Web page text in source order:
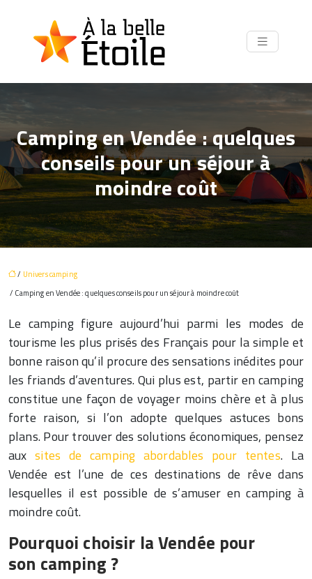
Camping en Vendée : quelques
conseils pour un séjour à
moindre coût
/ Univers camping
/ Camping en Vendée : quelques conseils pour un séjour à moindre coût
Le camping figure aujourd’hui parmi les modes de
tourisme les plus prisés des Français pour la simple et
bonne raison qu’il procure des sensations inédites pour
les friands d’aventures. Qui plus est, partir en camping
constitue une façon de voyager moins chère et à plus
forte raison, si l’on adopte quelques astuces bons
plans. Pour trouver des solutions économiques, pensez
auxsites de camping abordables pour tentes. La
Vendée est l’une de ces destinations de rêve dans
lesquelles il est possible de s’amuser en camping à
moindre coût.
Pourquoi choisir la Vendée pour
son camping ?